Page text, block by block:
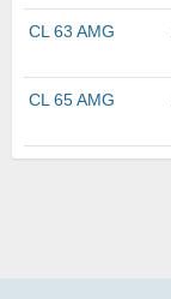
CL 63 AMG
CL 65 AMG